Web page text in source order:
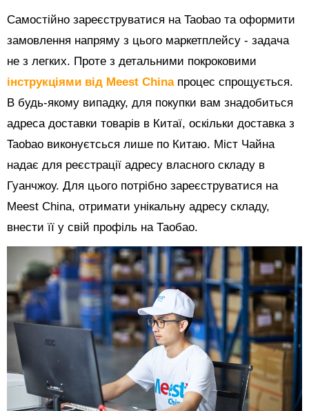
Самостійно зареєструватися на Taobao та оформити
замовлення напряму з цього маркетплейсу - задача
не з легких. Проте з детальними покроковими
інструкціями від Meest China процес спрощується.
В будь-якому випадку, для покупки вам знадобиться
адреса доставки товарів в Китаї, оскільки доставка з
Taobao виконуєтсься лише по Китаю. Міст Чайна
надає для реєстрації адресу власного складу в
Гуанчжоу. Для цього потрібно зареєструватися на
Meest China, отримати унікальну адресу складу,
внести її у свій профіль на Таобао.